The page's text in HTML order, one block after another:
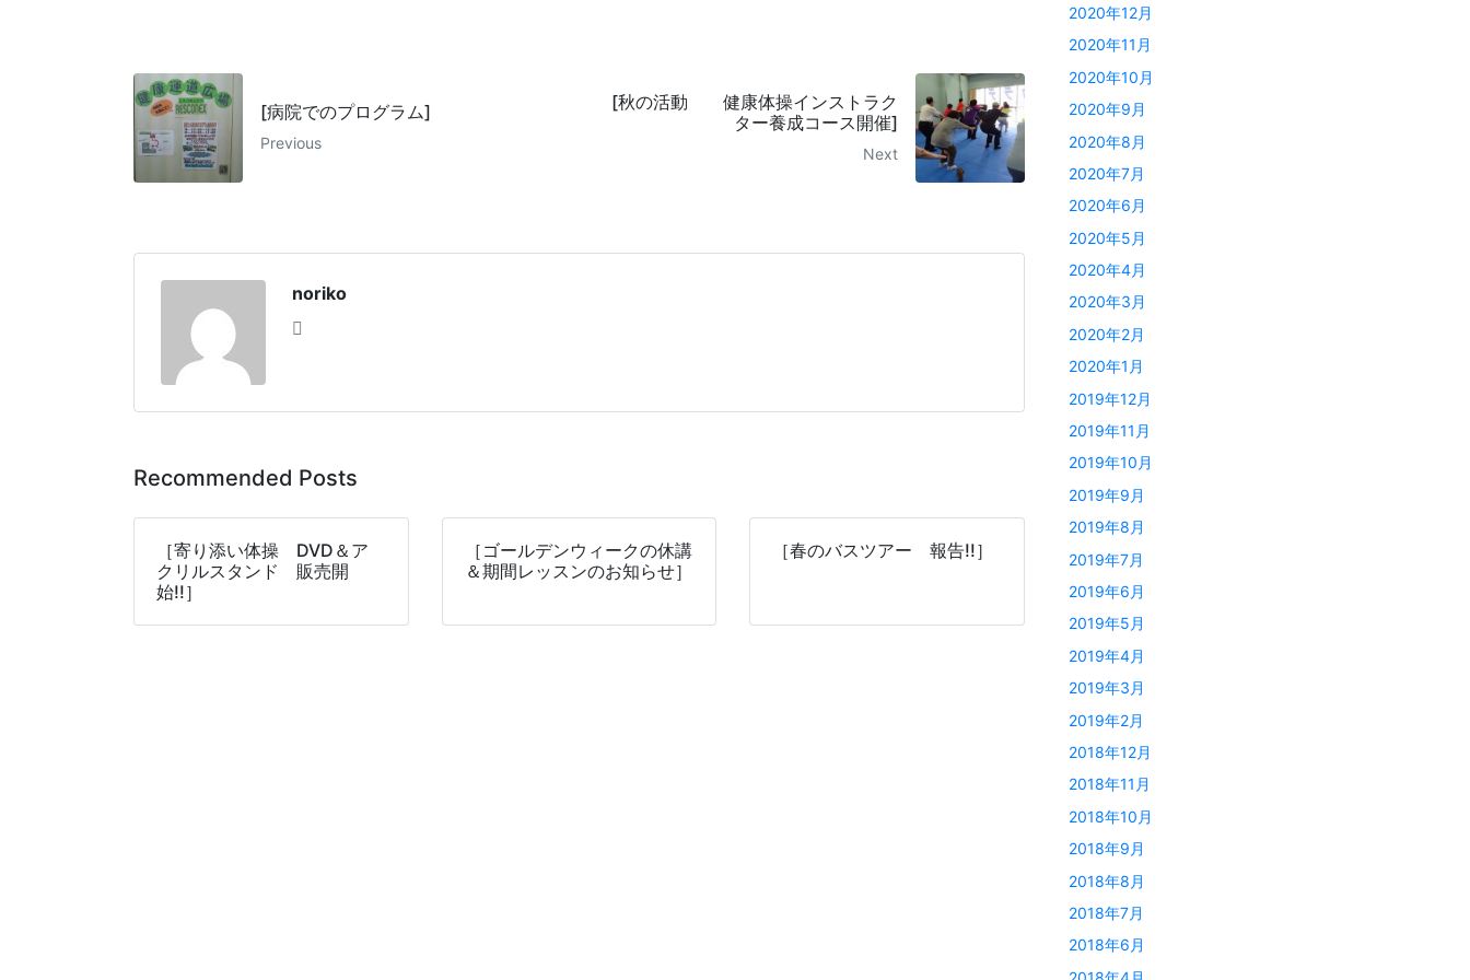
[病院でのプログラム]
Previous
[秋の活動 健康体操インストラク
ター養成コース開催]
Next
noriko
Recommended Posts
［寄り添い体操 DVD＆ア
クリルスタンド 販売開
始!!］
［ゴールデンウィークの休講
＆期間レッスンのお知らせ］
［春のバスツアー 報告!!］
2020年12月
2020年11月
2020年10月
2020年9月
2020年8月
2020年7月
2020年6月
2020年5月
2020年4月
2020年3月
2020年2月
2020年1月
2019年12月
2019年11月
2019年10月
2019年9月
2019年8月
2019年7月
2019年6月
2019年5月
2019年4月
2019年3月
2019年2月
2018年12月
2018年11月
2018年10月
2018年9月
2018年8月
2018年7月
2018年6月